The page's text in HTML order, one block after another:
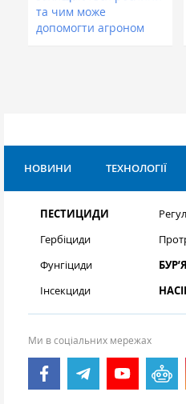
та чим може
допомогти агроном
НОВИНИ ТЕХНОЛОГІЇ
ПЕСТИЦИДИ
Гербіциди
Фунгіциди
Інсекциди
Ми в соціальних мережах